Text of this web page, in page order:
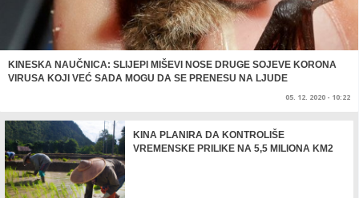
KINESKA NAUČNICA: SLIJEPI MIŠEVI NOSE DRUGE SOJEVE KORONA
VIRUSA KOJI VEĆ SADA MOGU DA SE PRENESU NA LJUDE
05. 12. 2020 - 10:22
KINA PLANIRA DA KONTROLIŠE
VREMENSKE PRILIKE NA 5,5 MILIONA KM2